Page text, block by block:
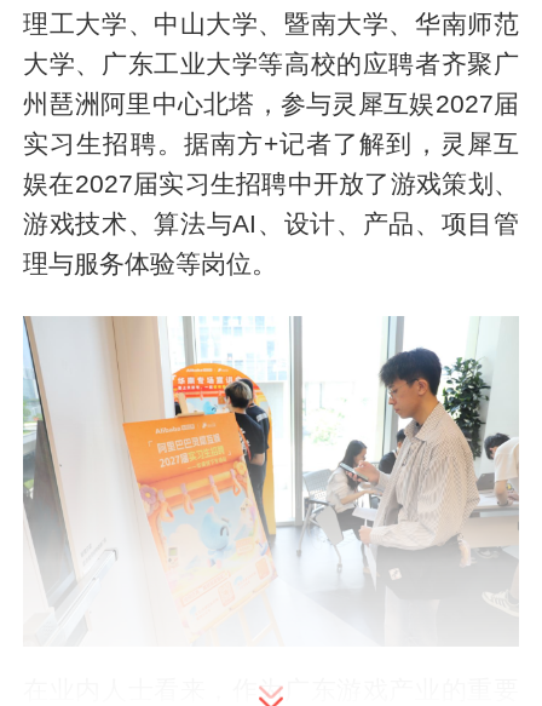
理工大学、中山大学、暨南大学、华南师范
大学、广东工业大学等高校的应聘者齐聚广
州琶洲阿里中心北塔，参与灵犀互娱2027届
实习生招聘。据南方+记者了解到，灵犀互
娱在2027届实习生招聘中开放了游戏策划、
游戏技术、算法与AI、设计、产品、项目管
理与服务体验等岗位。
在业内人士看来，作为广东游戏产业的重要